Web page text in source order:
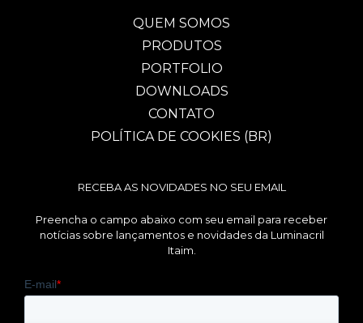
QUEM SOMOS
PRODUTOS
PORTFOLIO
DOWNLOADS
CONTATO
POLÍTICA DE COOKIES (BR)
RECEBA AS NOVIDADES NO SEU EMAIL
Preencha o campo abaixo com seu email para receber
notícias sobre lançamentos e novidades da Luminacril
Itaim.